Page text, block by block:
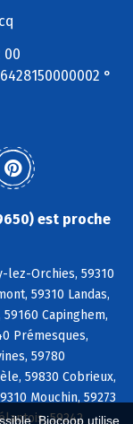
Biocoop utilise
00
°
est proche
lez-Orchies, 59310
59310 Landas,
Capinghem,
Prémesques,
59780
59830 Cobrieux,
Mouchin, 59273
59242